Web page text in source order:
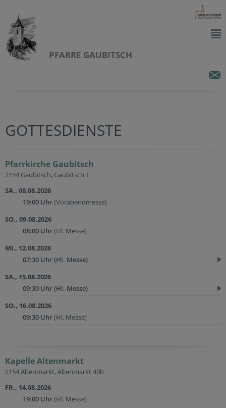
PFARRE GAUBITSCH
GOTTESDIENSTE
Pfarrkirche Gaubitsch
2154 Gaubitsch, Gaubitsch 1
SA., 08.08.2026
19:00 Uhr(Vorabendmesse)
SO., 09.08.2026
08:00 Uhr(Hl. Messe)
MI., 12.08.2026
07:30 Uhr(Hl. Messe)
SA., 15.08.2026
09:30 Uhr(Hl. Messe)
SO., 16.08.2026
09:30 Uhr(Hl. Messe)
Kapelle Altenmarkt
2154 Altenmarkt, Altenmarkt 40b
FR., 14.08.2026
19:00 Uhr(Hl. Messe)